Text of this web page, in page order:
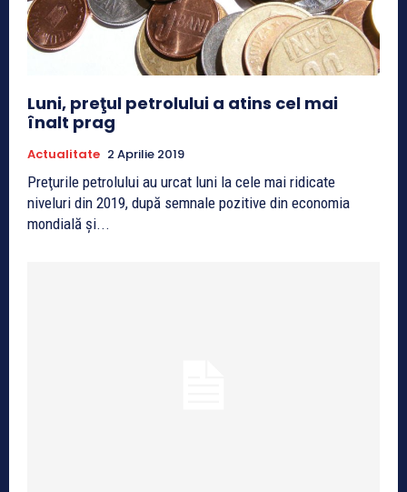
Luni, preţul petrolului a atins cel mai
înalt prag
Actualitate 2 Aprilie 2019
Preţurile petrolului au urcat luni la cele mai ridicate
niveluri din 2019, după semnale pozitive din economia
mondială şi...